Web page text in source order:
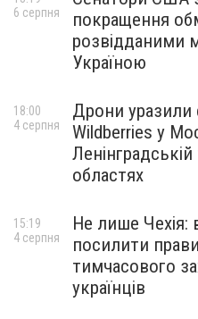
покращення
розвідданими
Україною
6 серпня
Дрони уразили
Wildberries у
областях
18:00
4 серпня
Не лише
посилити
тимчасового
українців
15:19
4 серпня